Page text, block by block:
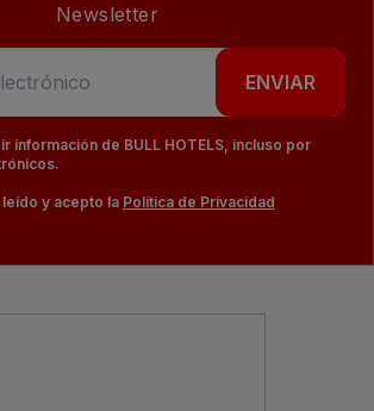
Newsletter
ENVIAR
información de BULL HOTELS, incluso por
leído y acepto la Política de Privacidad